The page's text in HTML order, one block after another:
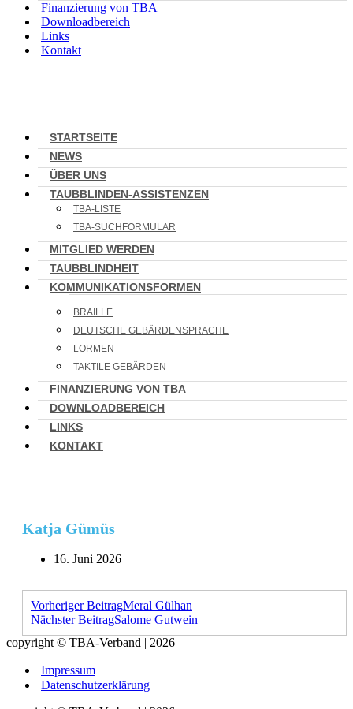
Finanzierung von TBA
Downloadbereich
Links
Kontakt
STARTSEITE
NEWS
ÜBER UNS
TAUBBLINDEN-ASSISTENZEN
TBA-LISTE
TBA-SUCHFORMULAR
MITGLIED WERDEN
TAUBBLINDHEIT
KOMMUNIKATIONSFORMEN
BRAILLE
DEUTSCHE GEBÄRDENSPRACHE
LORMEN
TAKTILE GEBÄRDEN
FINANZIERUNG VON TBA
DOWNLOADBEREICH
LINKS
KONTAKT
Katja Gümüs
16. Juni 2026
Vorheriger BeitragMeral Gülhan
Nächster BeitragSalome Gutwein
copyright © TBA-Verband | 2026
Impressum
Datenschutzerklärung